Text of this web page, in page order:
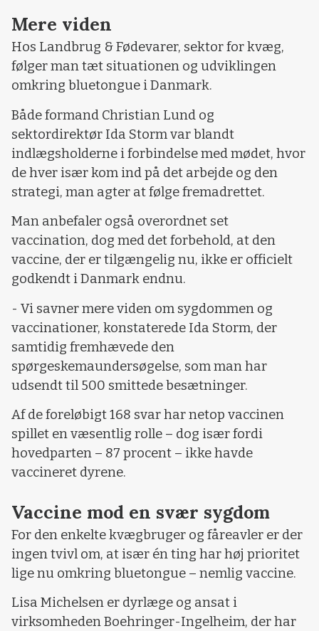
Mere viden
Hos Landbrug & Fødevarer, sektor for kvæg,
følger man tæt situationen og udviklingen
omkring bluetongue i Danmark.
Både formand Christian Lund og
sektordirektør Ida Storm var blandt
indlægsholderne i forbindelse med mødet, hvor
de hver især kom ind på det arbejde og den
strategi, man agter at følge fremadrettet.
Man anbefaler også overordnet set
vaccination, dog med det forbehold, at den
vaccine, der er tilgængelig nu, ikke er officielt
godkendt i Danmark endnu.
- Vi savner mere viden om sygdommen og
vaccinationer, konstaterede Ida Storm, der
samtidig fremhævede den
spørgeskemaundersøgelse, som man har
udsendt til 500 smittede besætninger.
Af de foreløbigt 168 svar har netop vaccinen
spillet en væsentlig rolle – dog især fordi
hovedparten – 87 procent – ikke havde
vaccineret dyrene.
Vaccine mod en svær sygdom
For den enkelte kvægbruger og fåreavler er der
ingen tvivl om, at især én ting har høj prioritet
lige nu omkring bluetongue – nemlig vaccine.
Lisa Michelsen er dyrlæge og ansat i
virksomheden Boehringer-Ingelheim, der har